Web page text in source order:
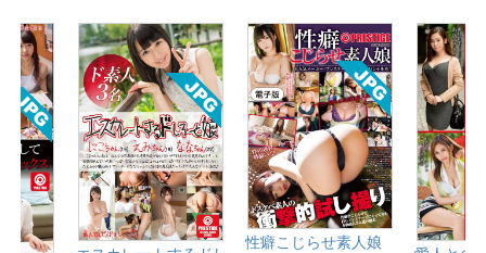
性癖こじらせ素人娘